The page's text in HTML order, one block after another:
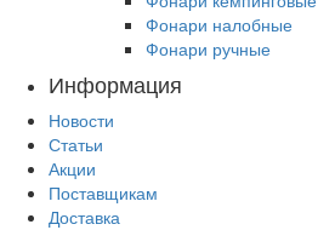
Фонари налобные
Фонари ручные
Информация
Новости
Статьи
Акции
Поставщикам
Доставка